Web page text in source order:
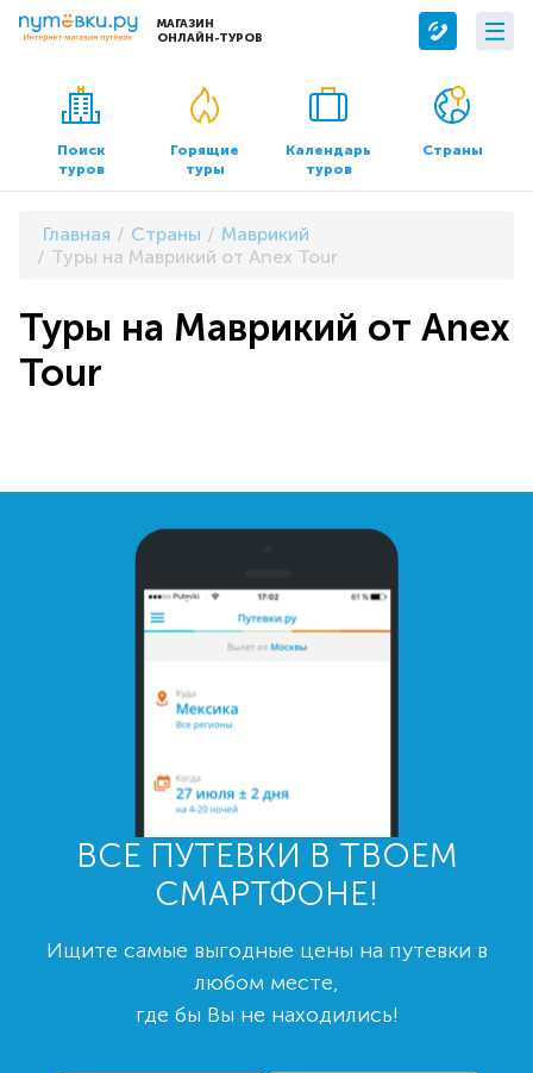
МАГАЗИН
ОНЛАЙН-ТУРОВ
Сервисы
Бронирование отелей
Трансфер
О компании
О нас
Контакты
Документы и реквизиты
Поиск
туров
Горящие
туры
Календарь
туров
Страны
Главная Страны
Маврикий
Туры на Маврикий от Anex Tour
Туры на Маврикий от Anex
Tour
ВСЕ ПУТЕВКИ В ТВОЕМ
СМАРТФОНЕ!
Ищите самые выгодные цены на путевки в
любом месте,
где бы Вы не находились!